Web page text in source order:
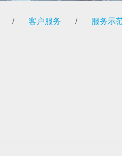
/ 客户服务 / 服务示